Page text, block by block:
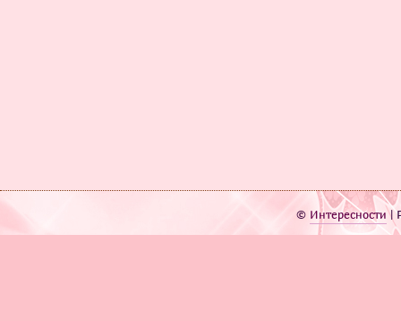
© Интересности|